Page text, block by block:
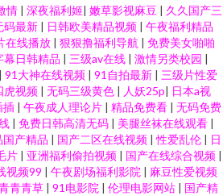
情 | 深夜福利姬| 嫩草影视麻豆 | 久久国产三
码最新 | 日韩欧美精品视频 | 午夜福利精品
在线播放 | 狠狠撸福利导航 | 免费美女啪啪
幕日韩精品 | 三级av在线 | 激情另类校园 |
| 91大神在线视频 | 91自拍最新 | 三级片性爱
虎视频 | 无码三级黄色 | 人妖25p| 日本a视
插 | 午夜成人理论片 | 精品免费看 | 无码免费
| 免费日韩高清无码 | 美腿丝袜在线观看 |
国产精品 | 国产二区在线视频 |性爱乱伦 | 日
片 | 亚洲福利偷拍视频 | 国产在线综合视频 |
视频99 | 午夜剧场福利影院 | 麻豆性爱视频
青青草 | 91电影院 | 伦理电影网站 | 国产精